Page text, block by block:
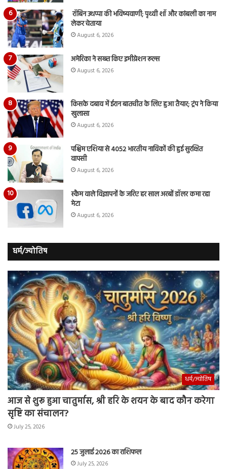
रॉबिन उथप्पा की भविष्यवाणी; पृथ्वी शॉ और कांबली का नाम
लेकर चेताया
August 6, 2026
अमेरिका ने सख्त किए इमीग्रेशन रूल्स
August 6, 2026
किसके दबाव में ईरान बातचीत के लिए हुआ तैयार; ट्रंप ने किया
खुलासा
August 6, 2026
पश्चिम एशिया से 4052 भारतीय नाविकों की हुई सुरक्षित
वापसी
August 6, 2026
स्कैम वाले विज्ञापनों के जरिए हर साल अरबों डॉलर कमा रहा
मेटा
August 6, 2026
धर्म/ज्योतिष
धर्म/ज्योतिष
आज से शुरू हुआ चातुर्मास, श्री हरि के शयन के बाद कौन करेगा
सृष्टि का संचालन?
July 25, 2026
25 जुलाई 2026 का राशिफल
July 25, 2026